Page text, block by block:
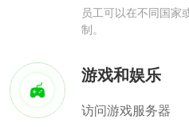
员工可以在不同国家
制。
游戏和娱乐
访问游戏服务器